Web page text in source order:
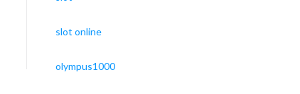
slot online
olympus1000